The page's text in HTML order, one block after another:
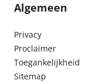
Algemeen
Privacy
Proclaimer
Toegankelijkheid
Sitemap